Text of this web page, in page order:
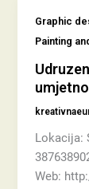
Graphic
Painting
Lokacija:
Web: